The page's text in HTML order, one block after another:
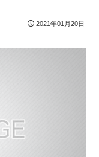
2021年01月20日